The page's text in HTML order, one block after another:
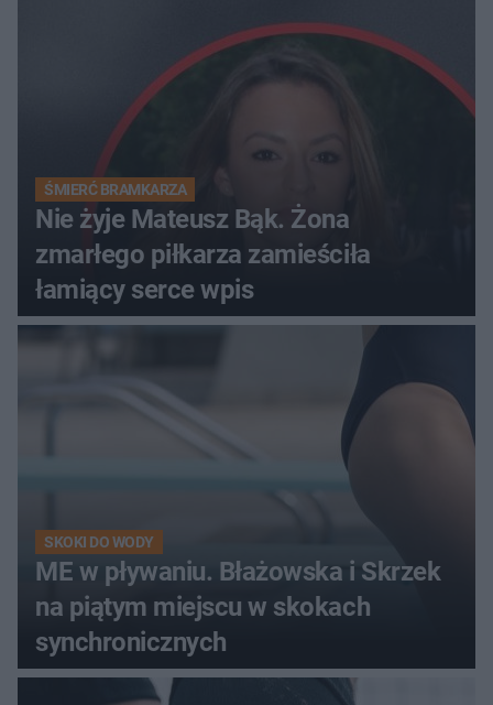
ŚMIERĆ BRAMKARZA
Nie żyje Mateusz Bąk. Żona
zmarłego piłkarza zamieściła
łamiący serce wpis
SKOKI DO WODY
ME w pływaniu. Błażowska i Skrzek
na piątym miejscu w skokach
synchronicznych